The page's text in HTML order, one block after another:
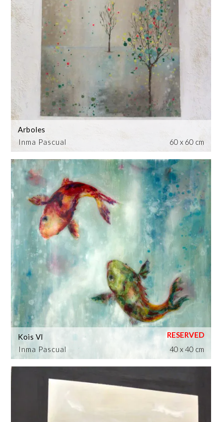
Inma Pascual
Arboles
60 x 60 cm
Inma Pascual
Kois VI
40 x 40 cm